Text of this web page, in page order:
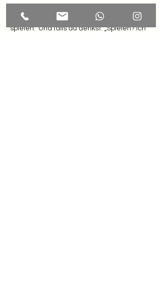
Weißt du was? Hier zählt nur eines: Lust zu
spielen.  Und falls du denkst: „Spielen? Ich